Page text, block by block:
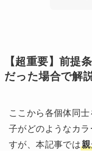
【超重要】前提
だった場合で解
ここから各個体同
子がどのようなカ
すが、本記事では